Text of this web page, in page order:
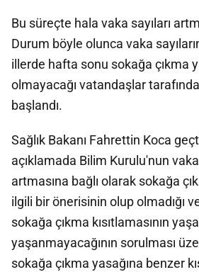
Bu süreçte hala vaka sayıları
Durum böyle olunca vaka
illerde hafta sonu sokağa çıkma
olmayacağı vatandaşlar
başlandı.
Sağlık Bakanı Fahrettin Koca
açıklamada Bilim Kurulu'nun vaka
artmasına bağlı olarak sokağa
ilgili bir önerisinin olup olmadığı
sokağa çıkma kısıtlamasının
yaşanmayacağının sorulması
sokağa çıkma yasağına benzer